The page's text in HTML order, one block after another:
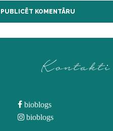
Kontakti
bioblogs
bioblogs